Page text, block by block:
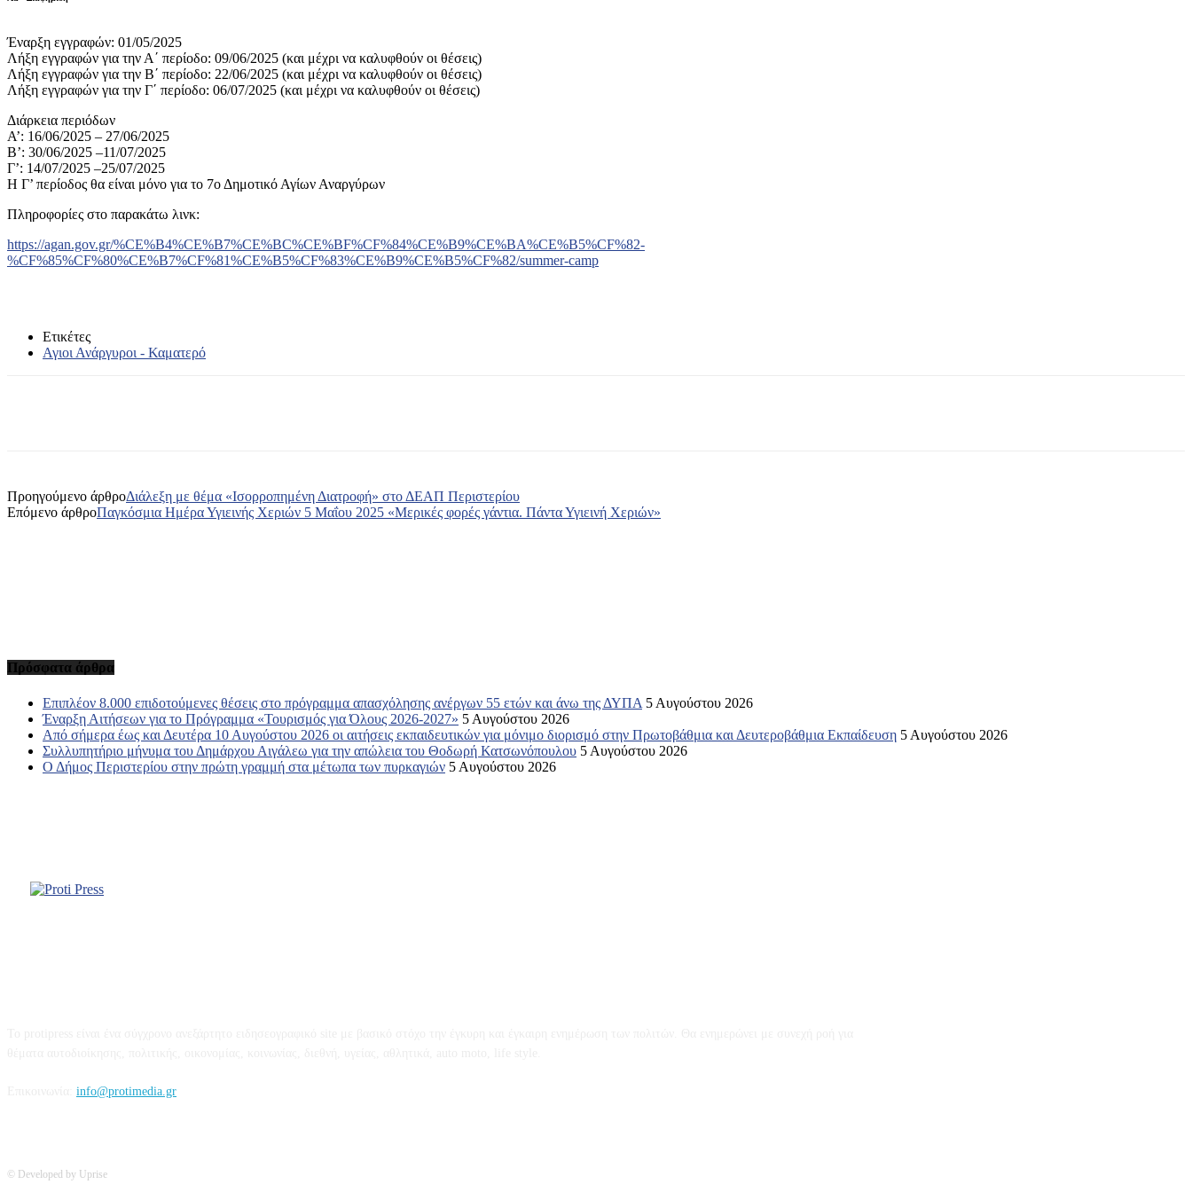
Έναρξη εγγραφών: 01/05/2025
Λήξη εγγραφών για την Α΄ περίοδο: 09/06/2025 (και μέχρι να καλυφθούν οι θέσεις)
Λήξη εγγραφών για την Β΄ περίοδο: 22/06/2025 (και μέχρι να καλυφθούν οι θέσεις)
Λήξη εγγραφών για την Γ΄ περίοδο: 06/07/2025 (και μέχρι να καλυφθούν οι θέσεις)
Διάρκεια περιόδων
Α’: 16/06/2025 – 27/06/2025
Β’: 30/06/2025 –11/07/2025
Γ’: 14/07/2025 –25/07/2025
Η Γ’ περίοδος θα είναι μόνο για το 7ο Δημοτικό Αγίων Αναργύρων
Πληροφορίες στο παρακάτω λινκ:
https://agan.gov.gr/%CE%B4%CE%B7%CE%BC%CE%BF%CF%84%CE%B9%CE%BA%CE%B5%CF%82-
%CF%85%CF%80%CE%B7%CF%81%CE%B5%CF%83%CE%B9%CE%B5%CF%82/summer-camp
Ετικέτες
Αγιοι Ανάργυροι - Καματερό
Προηγούμενο άρθροΔιάλεξη με θέμα «Ισορροπημένη Διατροφή» στο ΔΕΑΠ Περιστερίου
Επόμενο άρθροΠαγκόσμια Ημέρα Υγιεινής Χεριών 5 Μαΐου 2025 «Μερικές φορές γάντια. Πάντα Υγιεινή Χεριών»
Πρόσφατα άρθρα
Επιπλέον 8.000 επιδοτούμενες θέσεις στο πρόγραμμα απασχόλησης ανέργων 55 ετών και άνω της ΔΥΠΑ 5 Αυγούστου 2026
Έναρξη Αιτήσεων για το Πρόγραμμα «Τουρισμός για Όλους 2026-2027» 5 Αυγούστου 2026
Από σήμερα έως και Δευτέρα 10 Αυγούστου 2026 οι αιτήσεις εκπαιδευτικών για μόνιμο διορισμό στην Πρωτοβάθμια και Δευτεροβάθμια Εκπαίδευση 5 Αυγούστου 2026
Συλλυπητήριο μήνυμα του Δημάρχου Αιγάλεω για την απώλεια του Θοδωρή Κατσωνόπουλου 5 Αυγούστου 2026
Ο Δήμος Περιστερίου στην πρώτη γραμμή στα μέτωπα των πυρκαγιών 5 Αυγούστου 2026
info@protimedia.gr
© Developed by Uprise